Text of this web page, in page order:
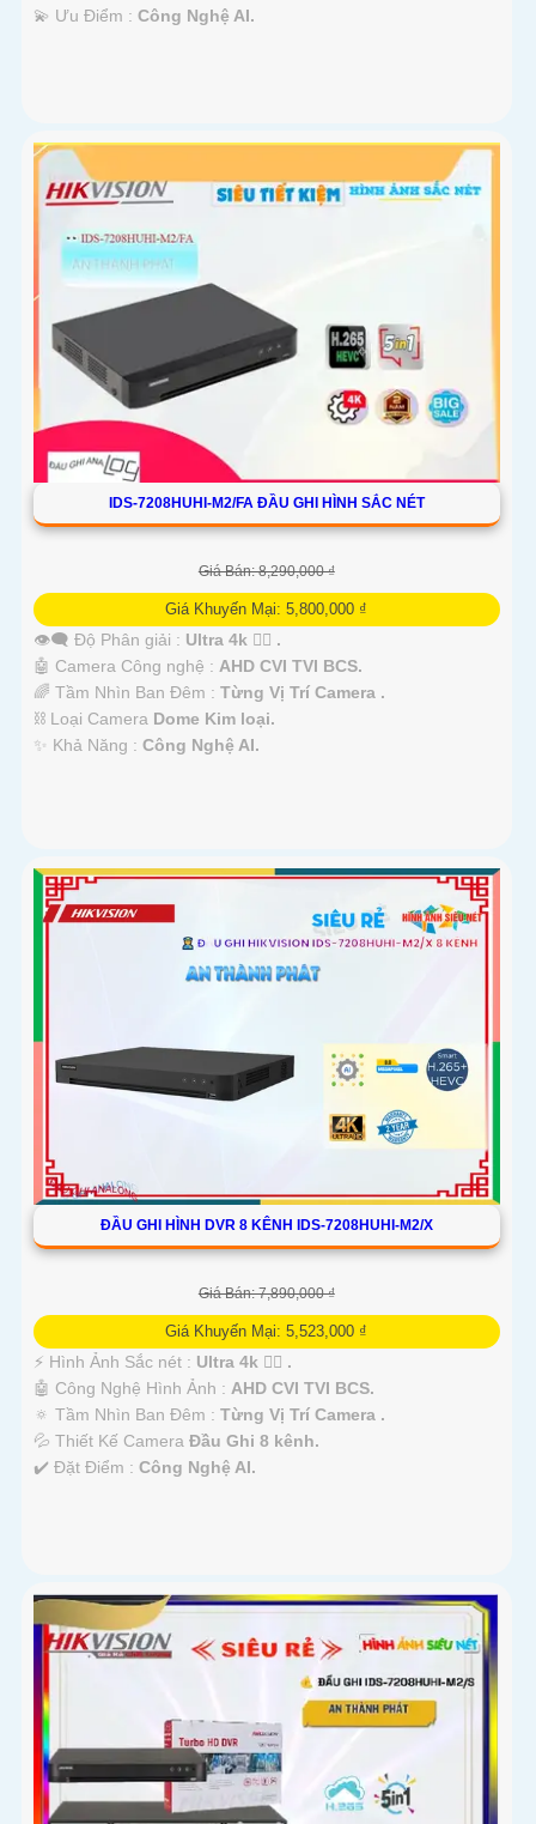
️💫 Ưu Điểm : Công Nghệ AI.
IDS-7208HUHI-M2/FA ĐẦU GHI HÌNH SẮC NÉT
Giá Bán: 8,290,000 ₫
Giá Khuyến Mại: 5,800,000 ₫
👁️‍🗨 Độ Phân giải : Ultra 4k 👍🏾 .
🤖️ Camera Công nghệ : AHD CVI TVI BCS.
🌈 Tầm Nhìn Ban Đêm : Từng Vị Trí Camera .
⛓ Loại Camera Dome Kim loại.
️✨ Khả Năng : Công Nghệ AI.
ĐẦU GHI HÌNH DVR 8 KÊNH IDS-7208HUHI-M2/X
Giá Bán: 7,890,000 ₫
Giá Khuyến Mại: 5,523,000 ₫
️⚡ Hình Ảnh Sắc nét : Ultra 4k 👍🏾 .
🤖️ Công Nghệ Hình Ảnh : AHD CVI TVI BCS.
🔅 Tầm Nhìn Ban Đêm : Từng Vị Trí Camera .
💦 Thiết Kế Camera Đầu Ghi 8 kênh.
️✔️ Đặt Điểm : Công Nghệ AI.